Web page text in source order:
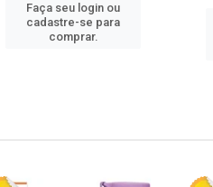
Faça seu login ou
cadastre-se para
comprar.